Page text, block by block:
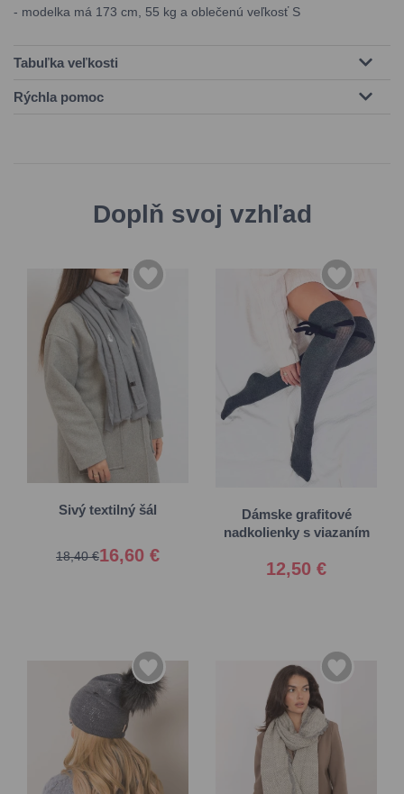
- modelka má 173 cm, 55 kg a oblečenú veľkosť S
Tabuľka veľkosti
Rýchla pomoc
Doplň svoj vzhľad
Sivý textilný šál
16,60 €
18,40 €
Univerzálna
Dámske grafitové
nadkolienky s viazaním
12,50 €
35-39
38-42